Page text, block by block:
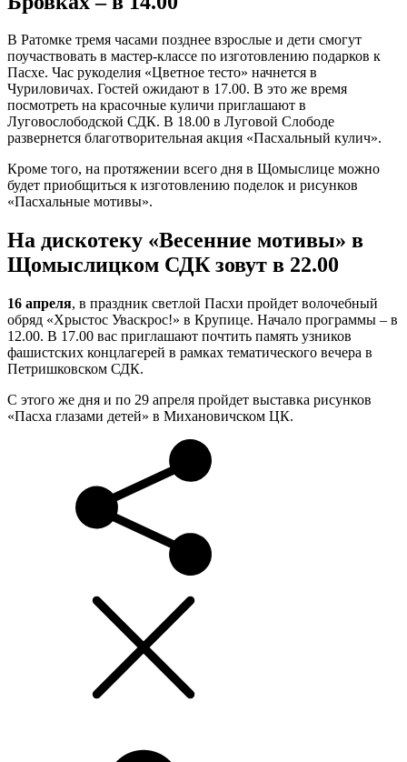
В Ратомке тремя часами позднее взрослые и дети смогут
поучаствовать в мастер-классе по изготовлению подарков к
Пасхе. Час рукоделия «Цветное тесто» начнется в
Чуриловичах. Гостей ожидают в 17.00. В это же время
посмотреть на красочные куличи приглашают в
Луговослободской СДК. В 18.00 в Луговой Слободе
развернется благотворительная акция «Пасхальный кулич».
Кроме того, на протяжении всего дня в Щомыслице можно
будет приобщиться к изготовлению поделок и рисунков
«Пасхальные мотивы».
На дискотеку «Весенние мотивы» в
Щомыслицком СДК зовут в 22.00
16 апреля, в праздник светлой Пасхи пройдет волочебный
обряд «Хрыстос Уваскрос!» в Крупице. Начало программы – в
12.00. В 17.00 вас приглашают почтить память узников
фашистских концлагерей в рамках тематического вечера в
Петришковском СДК.
С этого же дня и по 29 апреля пройдет выставка рисунков
«Пасха глазами детей» в Михановичском ЦК.